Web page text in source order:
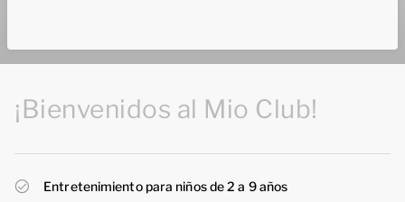
¡Bienvenidos al Mio Club!
Entretenimiento para niños de 2 a 9 años